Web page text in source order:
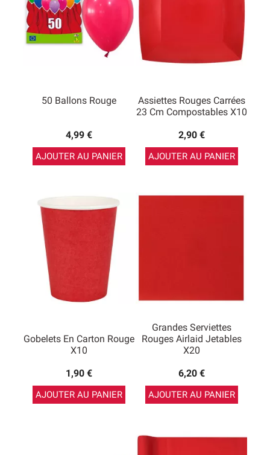
50 Ballons Rouge
4,99 €
AJOUTER AU PANIER
Assiettes Rouges Carrées
23 Cm Compostables X10
2,90 €
AJOUTER AU PANIER
Gobelets En Carton Rouge
X10
1,90 €
AJOUTER AU PANIER
Grandes Serviettes
Rouges Airlaid Jetables
X20
6,20 €
AJOUTER AU PANIER